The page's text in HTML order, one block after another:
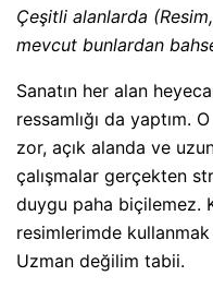
Çeşitli alanlarda
mevcut bunlardan
Sanatın her alan
ressamlığı da yaptım.
zor, açık alanda ve
çalışmalar gerçekten
duygu paha biçilemez.
resimlerimde
Uzman değilim tabii.